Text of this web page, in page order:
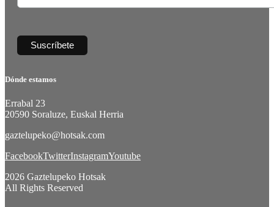
Dónde estamos
Errabal 23
20590 Soraluze, Euskal Herria
gaztelupeko@hotsak.com
FacebookTwitterInstagramYoutube
2026 Gaztelupeko Hotsak
All Rights Reserved